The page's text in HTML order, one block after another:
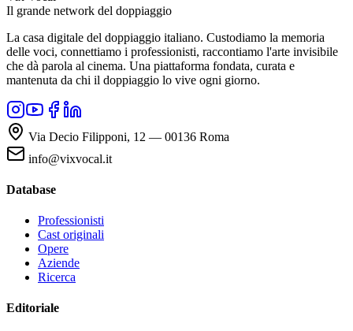
Il grande network del doppiaggio
La casa digitale del doppiaggio italiano. Custodiamo la memoria
delle voci, connettiamo i professionisti, raccontiamo l'arte invisibile
che dà parola al cinema. Una piattaforma fondata, curata e
mantenuta da chi il doppiaggio lo vive ogni giorno.
Via Decio Filipponi, 12 — 00136 Roma
info@vixvocal.it
Database
Professionisti
Cast originali
Opere
Aziende
Ricerca
Editoriale